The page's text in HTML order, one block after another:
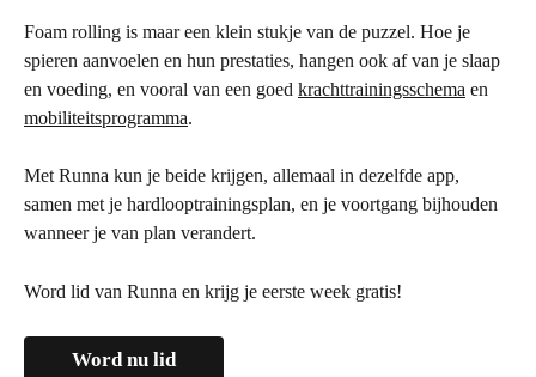
Foam rolling is maar een klein stukje van de puzzel. Hoe je
spieren aanvoelen en hun prestaties, hangen ook af van je slaap
en voeding, en vooral van een goed krachttrainingsschema en
mobiliteitsprogramma.
Met Runna kun je beide krijgen, allemaal in dezelfde app,
samen met je hardlooptrainingsplan, en je voortgang bijhouden
wanneer je van plan verandert.
Word lid van Runna en krijg je eerste week gratis!
Word nu lid